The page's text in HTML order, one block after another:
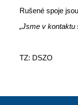
Rušené spoje
„Jsme v
TZ: DSZO